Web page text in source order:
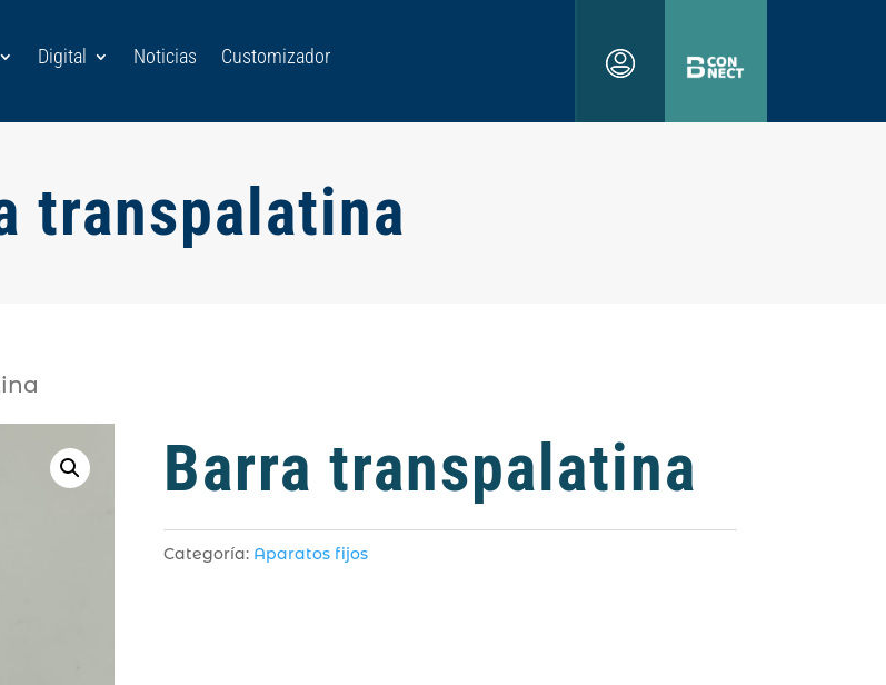
Digital Noticias Customizador
transpalatina
Barra transpalatina
Categoría: Aparatos fijos